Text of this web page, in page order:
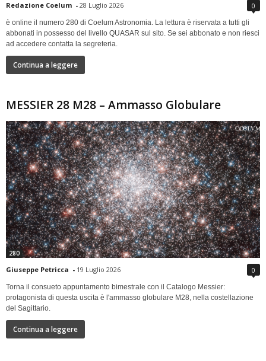
Redazione Coelum - 28 Luglio 2026 0
è online il numero 280 di Coelum Astronomia. La lettura è riservata a tutti gli
abbonati in possesso del livello QUASAR sul sito. Se sei abbonato e non riesci
ad accedere contatta la segreteria.
Continua a leggere
MESSIER 28 M28 – Ammasso Globulare
280
Giuseppe Petricca - 19 Luglio 2026 0
Torna il consueto appuntamento bimestrale con il Catalogo Messier:
protagonista di questa uscita è l'ammasso globulare M28, nella costellazione
del Sagittario.
Continua a leggere